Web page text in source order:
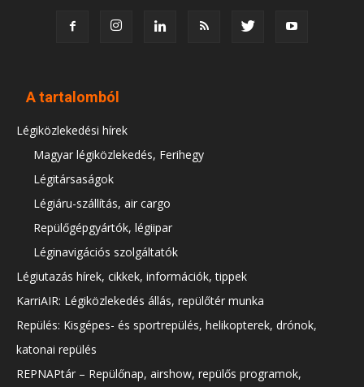
A tartalomból
Légiközlekedési hírek
Magyar légiközlekedés, Ferihegy
Légitársaságok
Légiáru-szállítás, air cargo
Repülőgépgyártók, légiipar
Léginavigációs szolgáltatók
Légiutazás hírek, cikkek, információk, tippek
KarriAIR: Légiközlekedés állás, repülőtér munka
Repülés: Kisgépes- és sportrepülés, helikopterek, drónok,
katonai repülés
REPNAPtár – Repülőnap, airshow, repülős programok,